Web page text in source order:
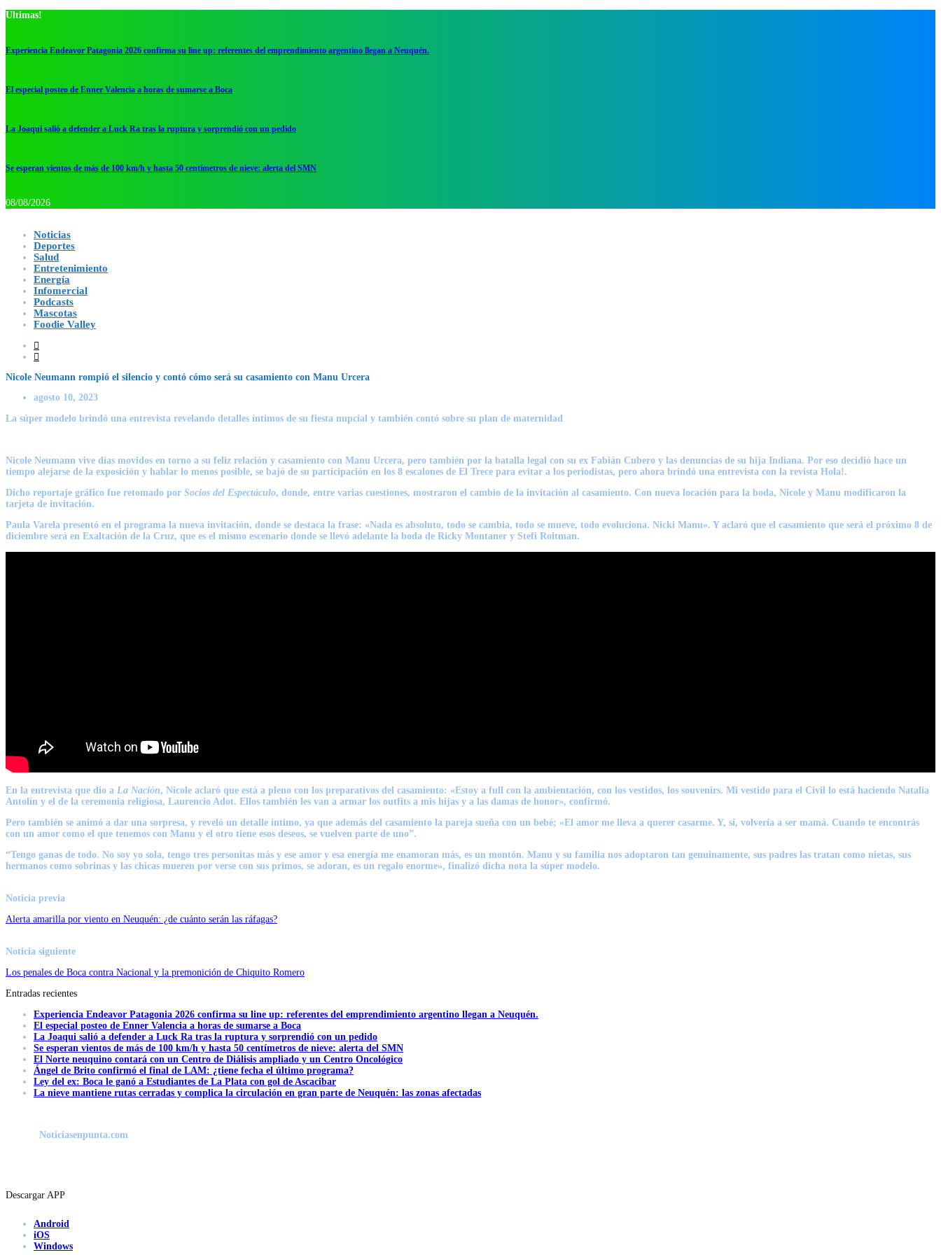
Ultimas!
Experiencia Endeavor Patagonia 2026 confirma su line up: referentes del emprendimiento argentino llegan a Neuquén.
El especial posteo de Enner Valencia a horas de sumarse a Boca
La Joaqui salió a defender a Luck Ra tras la ruptura y sorprendió con un pedido
Se esperan vientos de más de 100 km/h y hasta 50 centímetros de nieve: alerta del SMN
08/08/2026
Noticias
Deportes
Salud
Entretenimiento
Energía
Infomercial
Podcasts
Mascotas
Foodie Valley
Nicole Neumann rompió el silencio y contó cómo será su casamiento con Manu Urcera
agosto 10, 2023
La súper modelo brindó una entrevista revelando detalles íntimos de su fiesta nupcial y también contó sobre su plan de maternidad
Nicole Neumann vive días movidos en torno a su feliz relación y casamiento con Manu Urcera, pero también por la batalla legal con su ex Fabián Cubero y las denuncias de su hija Indiana. Por eso decidió hace un
tiempo alejarse de la exposición y hablar lo menos posible, se bajó de su participación en los 8 escalones de El Trece para evitar a los periodistas, pero ahora brindó una entrevista con la revista Hola!.
Dicho reportaje gráfico fue retomado por Socios del Espectáculo, donde, entre varias cuestiones, mostraron el cambio de la invitación al casamiento. Con nueva locación para la boda, Nicole y Manu modificaron la
tarjeta de invitación.
Paula Varela presentó en el programa la nueva invitación, donde se destaca la frase: «Nada es absoluto, todo se cambia, todo se mueve, todo evoluciona. Nicki Manu». Y aclaró que el casamiento que será el próximo 8 de
diciembre será en Exaltación de la Cruz, que es el mismo escenario donde se llevó adelante la boda de Ricky Montaner y Stefi Roitman.
En la entrevista que dio a La Nación, Nicole aclaró que está a pleno con los preparativos del casamiento: «Estoy a full con la ambientación, con los vestidos, los souvenirs. Mi vestido para el Civil lo está haciendo Natalia
Antolín y el de la ceremonia religiosa, Laurencio Adot. Ellos también les van a armar los outfits a mis hijas y a las damas de honor», confirmó.
Pero también se animó a dar una sorpresa, y reveló un detalle íntimo, ya que además del casamiento la pareja sueña con un bebé; «El amor me lleva a querer casarme. Y, sí, volvería a ser mamá. Cuando te encontrás
con un amor como el que tenemos con Manu y el otro tiene esos deseos, se vuelven parte de uno”.
“Tengo ganas de todo. No soy yo sola, tengo tres personitas más y ese amor y esa energía me enamoran más, es un montón. Manu y su familia nos adoptaron tan genuinamente, sus padres las tratan como nietas, sus
hermanos como sobrinas y las chicas mueren por verse con sus primos, se adoran, es un regalo enorme», finalizó dicha nota la súper modelo.
Noticia previa
Alerta amarilla por viento en Neuquén: ¿de cuánto serán las ráfagas?
Noticia siguiente
Los penales de Boca contra Nacional y la premonición de Chiquito Romero
Entradas recientes
Experiencia Endeavor Patagonia 2026 confirma su line up: referentes del emprendimiento argentino llegan a Neuquén.
El especial posteo de Enner Valencia a horas de sumarse a Boca
La Joaqui salió a defender a Luck Ra tras la ruptura y sorprendió con un pedido
Se esperan vientos de más de 100 km/h y hasta 50 centímetros de nieve: alerta del SMN
El Norte neuquino contará con un Centro de Diálisis ampliado y un Centro Oncológico
Ángel de Brito confirmó el final de LAM: ¿tiene fecha el último programa?
Ley del ex: Boca le ganó a Estudiantes de La Plata con gol de Ascacibar
La nieve mantiene rutas cerradas y complica la circulación en gran parte de Neuquén: las zonas afectadas
Noticiasenpunta.com
Descargar APP
Android
iOS
Windows